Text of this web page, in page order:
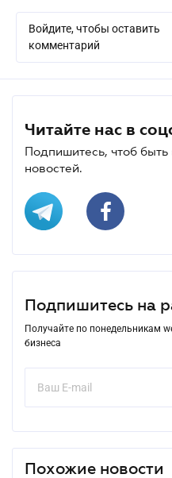
Войдите, чтобы оставить
комментарий
Читайте нас в
Подпишитесь, чтоб быть
новостей.
Подпишитесь на
Получайте по понедельникам
бизнеса
Похожие новости